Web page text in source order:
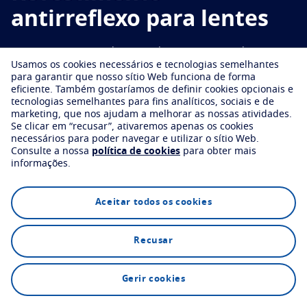
Proteger
Sun Lenses Visão com estilo
Blue UV Soluções de filtragem para proteção no dia a dia
Melhorar
Crizal Tratamento antirreflexo para lentes
Descubra todas as marcas
Encontre uma óptica
A sua vida e os seus olhos
Ver todos os artigos
Encontre uma óptica
antirreflexo para lentes
benefícios únicos que atuam como um escudo invisível,
protegendo seus olhos e suas lentes.
Encontre uma óptica
Explore TecnologiaFAQs
Usamos os cookies necessários e tecnologias semelhantes
para garantir que nosso sítio Web funciona de forma
eficiente.
Também gostaríamos de definir cookies opcionais e
tecnologias semelhantes para fins analíticos, sociais e de
marketing, que nos ajudam a melhorar as nossas atividades.
Se clicar em “recusar”, ativaremos apenas os cookies
necessários para poder navegar e utilizar o sítio Web.
Consulte a nossa política de cookies para obter mais
informações.
Aceitar todos os cookies
Recusar
Gerir cookies